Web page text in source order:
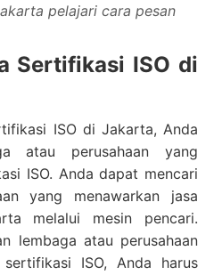
pelajari cara pesan
Sertifikasi ISO di
ISO di Jakarta, Anda
atau perusahaan yang
ISO. Anda dapat mencari
yang menawarkan jasa
melalui mesin pencari.
lembaga atau perusahaan
ISO, Anda harus